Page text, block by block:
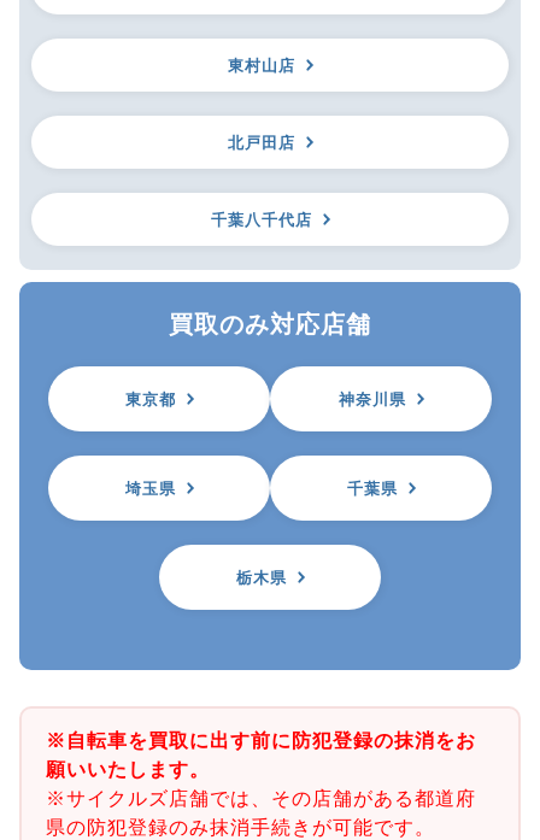
東村山店
北戸田店
千葉八千代店
買取のみ対応店舗
東京都 神奈川県
埼玉県 千葉県
栃木県
※自転車を買取に出す前に防犯登録の抹消をお
願いいたします。
※サイクルズ店舗では、その店舗がある都道府
県の防犯登録のみ抹消手続きが可能です。